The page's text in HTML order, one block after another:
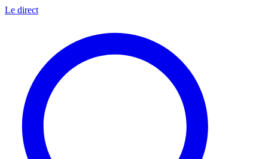
Le direct